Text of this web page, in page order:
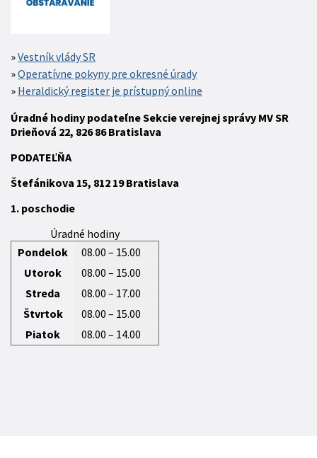
Vestník vlády SR
Operatívne pokyny pre okresné úrady
Heraldický register je prístupný online
Úradné hodiny podateľne Sekcie verejnej správy MV SR
Drieňová 22, 826 86 Bratislava
PODATEĽŇA
Štefánikova 15, 812 19Bratislava
1. poschodie
Úradné hodiny
Pondelok
08.00 – 15.00
Utorok
08.00 – 15.00
Streda
08.00 – 17.00
Štvrtok
08.00 – 15.00
Piatok
08.00 – 14.00